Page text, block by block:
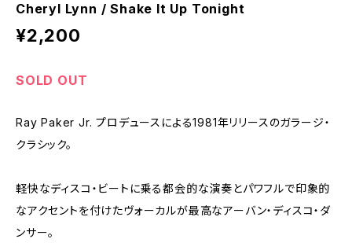
Cheryl Lynn / Shake It Up Tonight
¥2,200
SOLD OUT
Ray Paker Jr. プロデュースによる1981年リリースのガラージ・
クラシック。
軽快なディスコ・ビートに乗る都会的な演奏とパワフルで印象的
なアクセントを付けたヴォーカルが最高なアーバン・ディスコ・ダ
ンサー。